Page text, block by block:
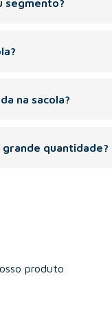
segmento?
na sacola?
quantidade?
produto